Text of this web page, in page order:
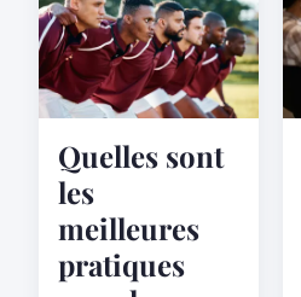
Quelles sont
les
meilleures
pratiques